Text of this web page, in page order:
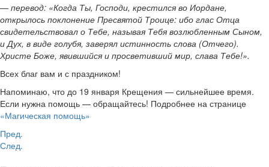
— перевод: «Когда Ты, Господи, крестился во Иордане,
открылось поклонение Пресвятой Троице: ибо глас Отца
свидетельствовал о Тебе, называя Тебя возлюбленным Сыном,
и Дух, в виде голубя, заверял истинность слова (Отчего).
Христе Боже, явившийся и просветивший мир, слава Тебе!».
Всех благ вам и с праздником!
Напоминаю, что до 19 января Крещения — сильнейшее время.
Если нужна помощь — обращайтесь! Подробнее на странице
«Магическая помощь»
Пред.
След.